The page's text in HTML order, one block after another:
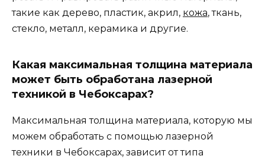
такие как дерево, пластик, акрил, кожа, ткань,
стекло, металл, керамика и другие.
Какая максимальная толщина материала
может быть обработана лазерной
техникой в Чебоксарах?
Максимальная толщина материала, которую мы
можем обработать с помощью лазерной
техники в Чебоксарах, зависит от типа